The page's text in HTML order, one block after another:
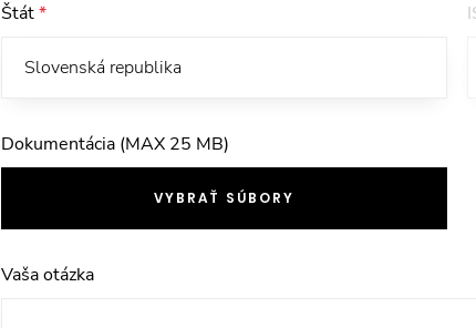
Štát*
Dokumentácia (MAX 25 MB)
VYBRAŤ SÚBORY
Vaša otázka